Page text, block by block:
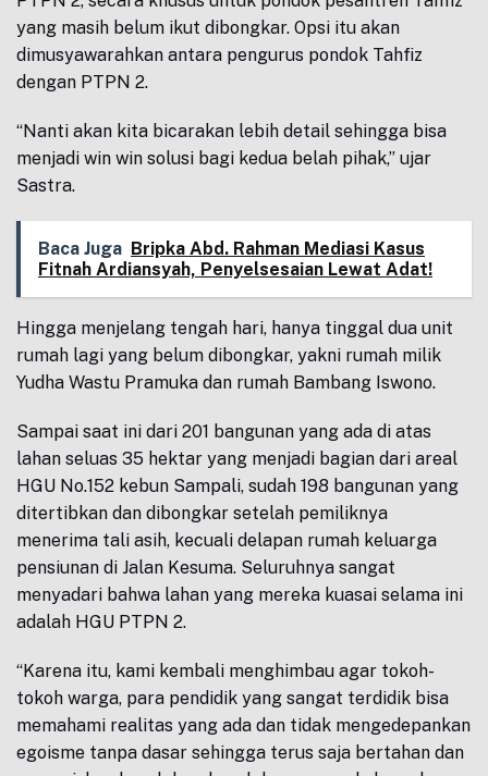
yang masih belum ikut dibongkar. Opsi itu akan
dimusyawarahkan antara pengurus pondok Tahfiz
dengan PTPN 2.
“Nanti akan kita bicarakan lebih detail sehingga bisa
menjadi win win solusi bagi kedua belah pihak,” ujar
Sastra.
Baca Juga Bripka Abd. Rahman Mediasi Kasus
Fitnah Ardiansyah, Penyelsesaian Lewat Adat!
Hingga menjelang tengah hari, hanya tinggal dua unit
rumah lagi yang belum dibongkar, yakni rumah milik
Yudha Wastu Pramuka dan rumah Bambang Iswono.
Sampai saat ini dari 201 bangunan yang ada di atas
lahan seluas 35 hektar yang menjadi bagian dari areal
HGU No.152 kebun Sampali, sudah 198 bangunan yang
ditertibkan dan dibongkar setelah pemiliknya
menerima tali asih, kecuali delapan rumah keluarga
pensiunan di Jalan Kesuma. Seluruhnya sangat
menyadari bahwa lahan yang mereka kuasai selama ini
adalah HGU PTPN 2.
“Karena itu, kami kembali menghimbau agar tokoh-
tokoh warga, para pendidik yang sangat terdidik bisa
memahami realitas yang ada dan tidak mengedepankan
egoisme tanpa dasar sehingga terus saja bertahan dan